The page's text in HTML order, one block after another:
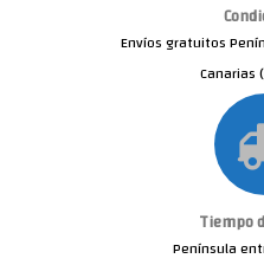
Envíos gratuitos
Canarias
Tiempo
Península